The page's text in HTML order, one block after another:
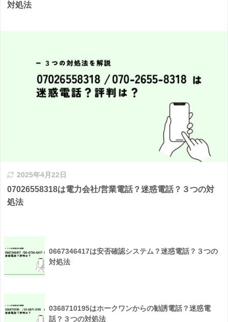
対処法
2025年4月22日
07026558318は電力会社/営業電話？迷惑電話？３つの対
処法
0667346417は安否確認システム？迷惑電話？３つの
対処法
0368710195はホークワンからの勧誘電話？迷惑電
話？３つの対処法